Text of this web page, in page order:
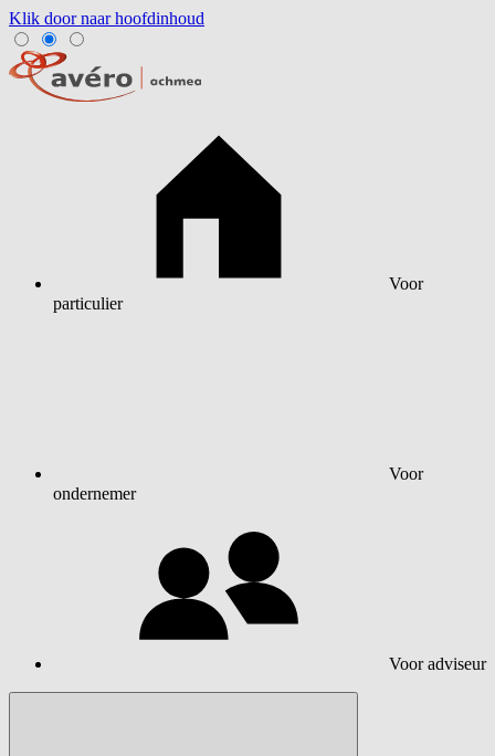
Klik door naar hoofdinhoud
Voor
particulier
Voor
ondernemer
Voor adviseur